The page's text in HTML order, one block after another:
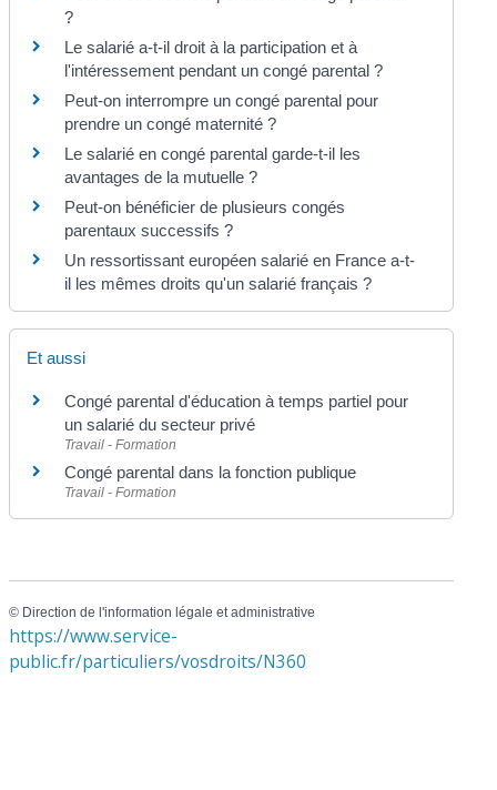
?
Le salarié a-t-il droit à la participation et à
l'intéressement pendant un congé parental ?
Peut-on interrompre un congé parental pour
prendre un congé maternité ?
Le salarié en congé parental garde-t-il les
avantages de la mutuelle ?
Peut-on bénéficier de plusieurs congés
parentaux successifs ?
Un ressortissant européen salarié en France a-t-
il les mêmes droits qu'un salarié français ?
Et aussi
Congé parental d'éducation à temps partiel pour
un salarié du secteur privé
Travail - Formation
Congé parental dans la fonction publique
Travail - Formation
© Direction de l'information légale et administrative
https://www.service-
public.fr/particuliers/vosdroits/N360